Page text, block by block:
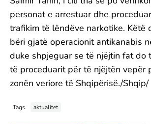
personat e arrestuar dhe
trafikim të lëndëve narkotike. Këtë
bëri gjatë operacionit antikanabis
duke shpjeguar se të njëjtin fat do
të proceduarit për të njëjtën vepër
zonën veriore të Shqipërisë./Shqip/
Tags aktualitet